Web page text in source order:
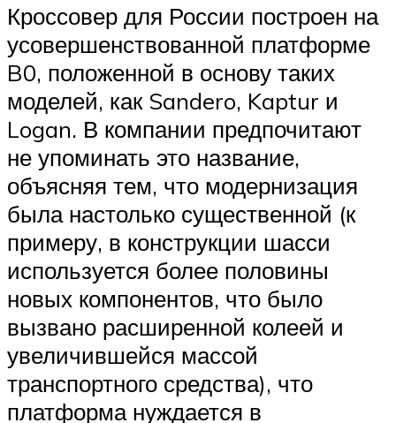
Кроссовер для России построен на
усовершенствованной платформе
B0, положенной в основу таких
моделей, как Sandero, Kaptur и
Logan. В компании предпочитают
не упоминать это название,
объясняя тем, что модернизация
была настолько существенной (к
примеру, в конструкции шасси
используется более половины
новых компонентов, что было
вызвано расширенной колеей и
увеличившейся массой
транспортного средства), что
платформа нуждается в